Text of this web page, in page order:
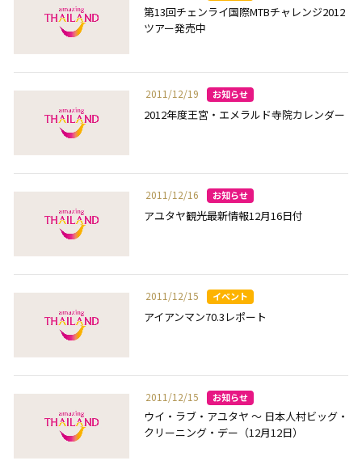
第13回チェンライ国際MTBチャレンジ2012
ツアー発売中
2011/12/19
2012年度王宮・エメラルド寺院カレンダー
2011/12/16
アユタヤ観光最新情報12月16日付
2011/12/15
アイアンマン70.3レポート
2011/12/15
ウイ・ラブ・アユタヤ ～ 日本人村ビッグ・
クリーニング・デー（12月12日）